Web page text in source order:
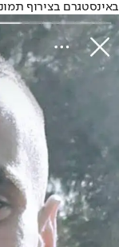
באינסטגרם בצירוף